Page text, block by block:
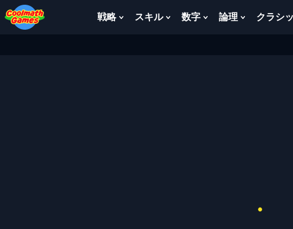
Skip
to
Top
Skip
to
Navigation
Skip
to
Main
Skip
to
Footer
戦略 Showスキル Show
数字 Show
論理 Showクラシ